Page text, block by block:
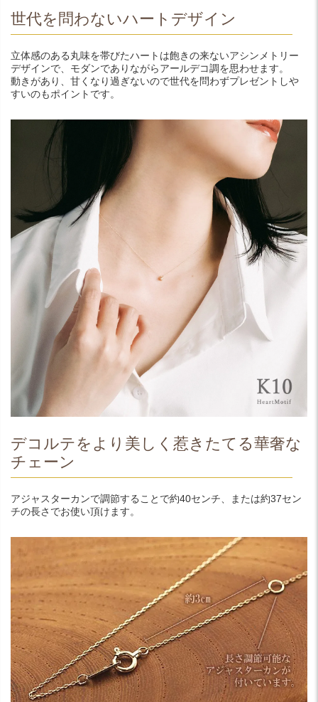
世代を問わないハートデザイン
立体感のある丸味を帯びたハートは飽きの来ないアシンメトリー
デザインで、モダンでありながらアールデコ調を思わせます。
動きがあり、甘くなり過ぎないので世代を問わずプレゼントしや
すいのもポイントです。
デコルテをより美しく惹きたてる華奢な
チェーン
アジャスターカンで調節することで約40センチ、または約37セン
チの長さでお使い頂けます。